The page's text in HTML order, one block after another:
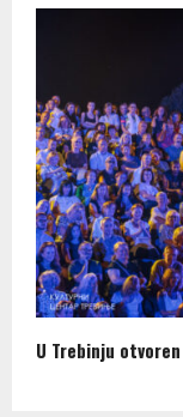
U Trebinju